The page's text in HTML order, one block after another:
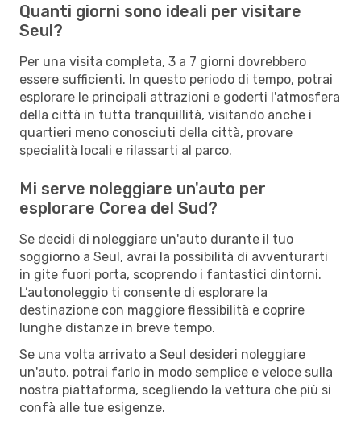
Quanti giorni sono ideali per visitare
Seul?
Per una visita completa, 3 a 7 giorni dovrebbero
essere sufficienti. In questo periodo di tempo, potrai
esplorare le principali attrazioni e goderti l'atmosfera
della città in tutta tranquillità, visitando anche i
quartieri meno conosciuti della città, provare
specialità locali e rilassarti al parco.
Mi serve noleggiare un'auto per
esplorare Corea del Sud?
Se decidi di noleggiare un'auto durante il tuo
soggiorno a Seul, avrai la possibilità di avventurarti
in gite fuori porta, scoprendo i fantastici dintorni.
L’autonoleggio ti consente di esplorare la
destinazione con maggiore flessibilità e coprire
lunghe distanze in breve tempo.
Se una volta arrivato a Seul desideri noleggiare
un'auto, potrai farlo in modo semplice e veloce sulla
nostra piattaforma, scegliendo la vettura che più si
confà alle tue esigenze.